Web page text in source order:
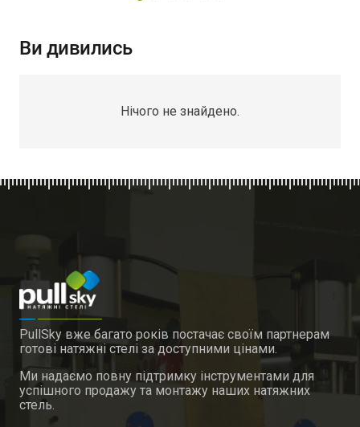
Ви дивились
Нічого не знайдено.
PullSky вже багато років постачає своїм партнерам
готові натяжні стелі за доступними цінами.
Ми надаємо повну підтримку інструментами для
успішного продажу та монтажу наших натяжних
стель.